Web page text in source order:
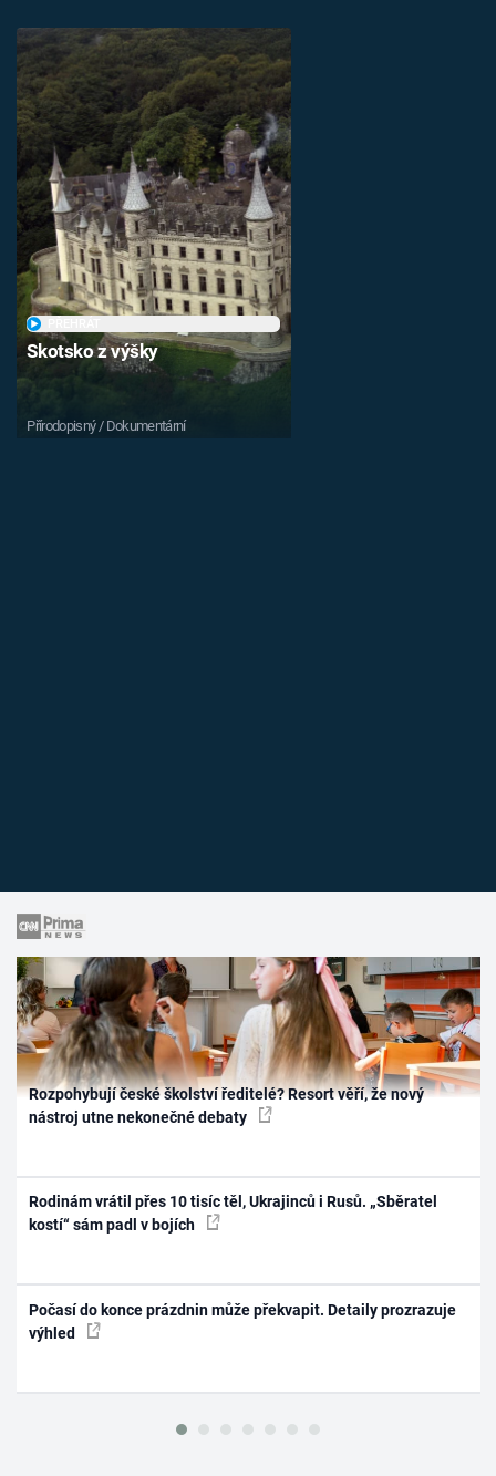
Skotsko z výšky
Přírodopisný / Dokumentární
Rozpohybují české školství ředitelé? Resort věří, že nový
nástroj utne nekonečné debaty
Rodinám vrátil přes 10 tisíc těl, Ukrajinců i Rusů. „Sběratel
kostí“ sám padl v bojích
Počasí do konce prázdnin může překvapit. Detaily prozrazuje
výhled